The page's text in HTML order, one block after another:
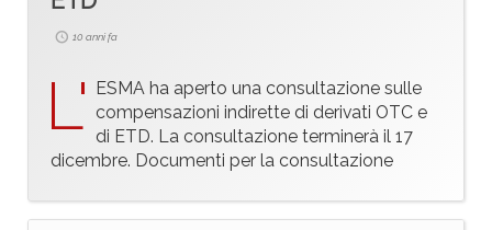
10 anni fa
L' ESMA ha aperto una consultazione sulle
compensazioni indirette di derivati OTC e
di ETD. La consultazione terminerà il 17
dicembre. Documenti per la consultazione